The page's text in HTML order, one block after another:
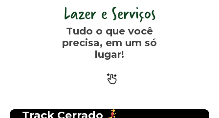
Lazer e Serviços
Tudo o que você
precisa, em um só
lugar!